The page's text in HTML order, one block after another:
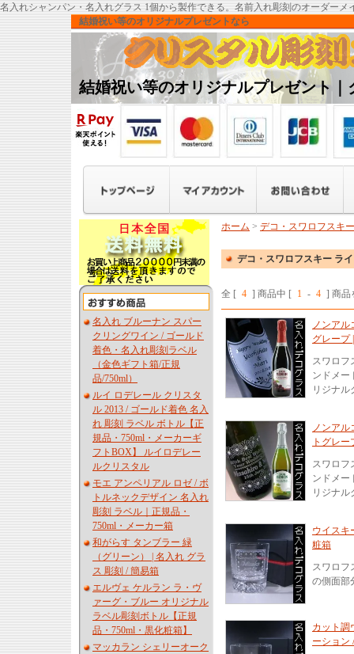
名入れシャンパン・名入れグラス 1個から製作できる。名前入れ彫刻のオーダーメ
結婚祝い等のオリジナルプレゼントなら
結婚祝い等のオリジナルプレゼント｜
名入れ ブルーナン スパー
クリングワイン / ゴールド
着色・名入れ彫刻ラベル
（金色ギフト箱/正規
品/750ml）
ルイ ロデレール クリスタ
ル 2013 / ゴールド着色 名入
れ 彫刻 ラベル ボトル【正
規品・750ml・メーカーギ
フトBOX】 ルイロデレー
ルクリスタル
モエ アンペリアル ロゼ / ボ
トルネックデザイン 名入れ
彫刻 ラベル｜正規品・
750ml・メーカー箱
和がらす タンブラー 緑
（グリーン） | 名入れ グラ
ス 彫刻 / 簡易箱
エルヴェ ケルラン ラ・ヴ
ァーグ・ブルー オリジナル
ラベル彫刻ボトル【正規
品・750ml・黒化粧箱】
マッカラン シェリーオーク
ホーム > デコ・スワロフスキ
デコ・スワロフスキー ラ
全 [ 4 ] 商品中 [ 1 - 4 ] 商品
ノンアル
グレープ
スワロフ
ンドメー
リジナ
ノンアル
トグレ
スワロフ
ンドメー
リジナ
ウイスキ
粧箱
スワロフ
の側面部
カット調
ーション